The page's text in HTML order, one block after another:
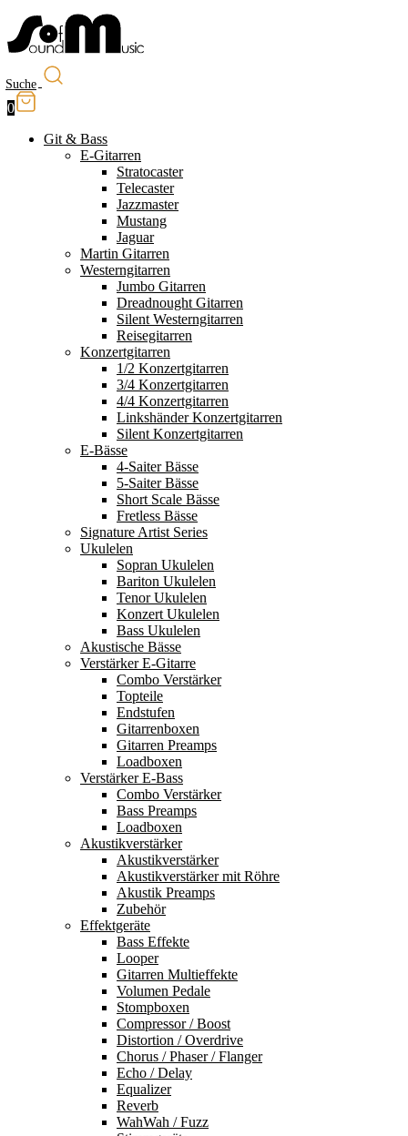
Suche
0
Git & Bass
E-Gitarren
Stratocaster
Telecaster
Jazzmaster
Mustang
Jaguar
Martin Gitarren
Westerngitarren
Jumbo Gitarren
Dreadnought Gitarren
Silent Westerngitarren
Reisegitarren
Konzertgitarren
1/2 Konzertgitarren
3/4 Konzertgitarren
4/4 Konzertgitarren
Linkshänder Konzertgitarren
Silent Konzertgitarren
E-Bässe
4-Saiter Bässe
5-Saiter Bässe
Short Scale Bässe
Fretless Bässe
Signature Artist Series
Ukulelen
Sopran Ukulelen
Bariton Ukulelen
Tenor Ukulelen
Konzert Ukulelen
Bass Ukulelen
Akustische Bässe
Verstärker E-Gitarre
Combo Verstärker
Topteile
Endstufen
Gitarrenboxen
Gitarren Preamps
Loadboxen
Verstärker E-Bass
Combo Verstärker
Bass Preamps
Loadboxen
Akustikverstärker
Akustikverstärker
Akustikverstärker mit Röhre
Akustik Preamps
Zubehör
Effektgeräte
Bass Effekte
Looper
Gitarren Multieffekte
Volumen Pedale
Stompboxen
Compressor / Boost
Distortion / Overdrive
Chorus / Phaser / Flanger
Echo / Delay
Equalizer
Reverb
WahWah / Fuzz